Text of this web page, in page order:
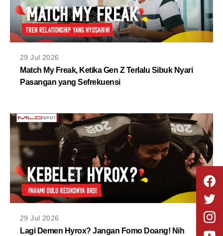
29 Jul 2026
Match My Freak, Ketika Gen Z Terlalu Sibuk Nyari
Pasangan yang Sefrekuensi
29 Jul 2026
Lagi Demen Hyrox? Jangan Fomo Doang! Nih